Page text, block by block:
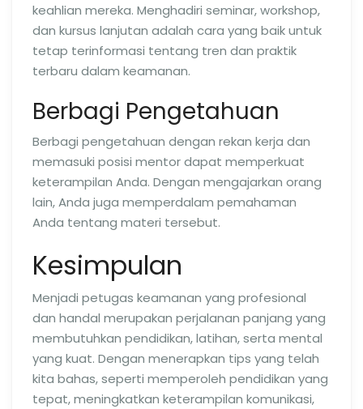
keahlian mereka. Menghadiri seminar, workshop,
dan kursus lanjutan adalah cara yang baik untuk
tetap terinformasi tentang tren dan praktik
terbaru dalam keamanan.
Berbagi Pengetahuan
Berbagi pengetahuan dengan rekan kerja dan
memasuki posisi mentor dapat memperkuat
keterampilan Anda. Dengan mengajarkan orang
lain, Anda juga memperdalam pemahaman
Anda tentang materi tersebut.
Kesimpulan
Menjadi petugas keamanan yang profesional
dan handal merupakan perjalanan panjang yang
membutuhkan pendidikan, latihan, serta mental
yang kuat. Dengan menerapkan tips yang telah
kita bahas, seperti memperoleh pendidikan yang
tepat, meningkatkan keterampilan komunikasi,